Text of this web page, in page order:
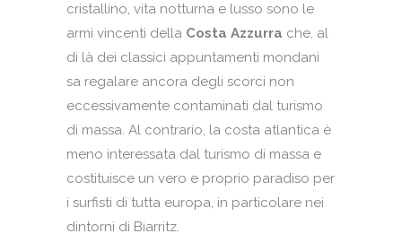
cristallino, vita notturna e lusso sono le
armi vincenti della Costa Azzurra che, al
di là dei classici appuntamenti mondani
sa regalare ancora degli scorci non
eccessivamente contaminati dal turismo
di massa. Al contrario, la costa atlantica è
meno interessata dal turismo di massa e
costituisce un vero e proprio paradiso per
i surfisti di tutta europa, in particolare nei
dintorni di Biarritz.